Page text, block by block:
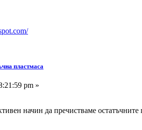
пластмаса
pm »
начин да пречистваме остатъчните